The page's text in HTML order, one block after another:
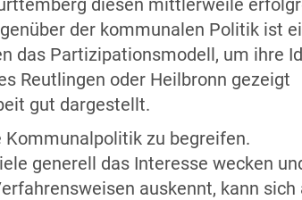
diesen mittlerweile
der kommunalen Politik ist
das Partizipationsmodell, um ihre
Reutlingen oder Heilbronn gezeigt
gut dargestellt.
zu begreifen.
generell das Interesse wecken
auskennt, kann sich